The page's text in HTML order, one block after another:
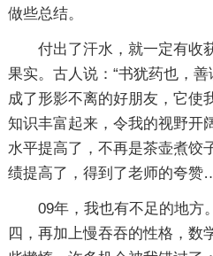
做些总结。
付出了汗水，就一定有收
果实。古人说：“书犹药也，
成了形影不离的好朋友，它使
知识丰富起来，令我的视野
水平提高了，不再是茶壶煮
绩提高了，得到了老师的夸
09年，我也有不足的地方
四，再加上慢吞吞的性格，数